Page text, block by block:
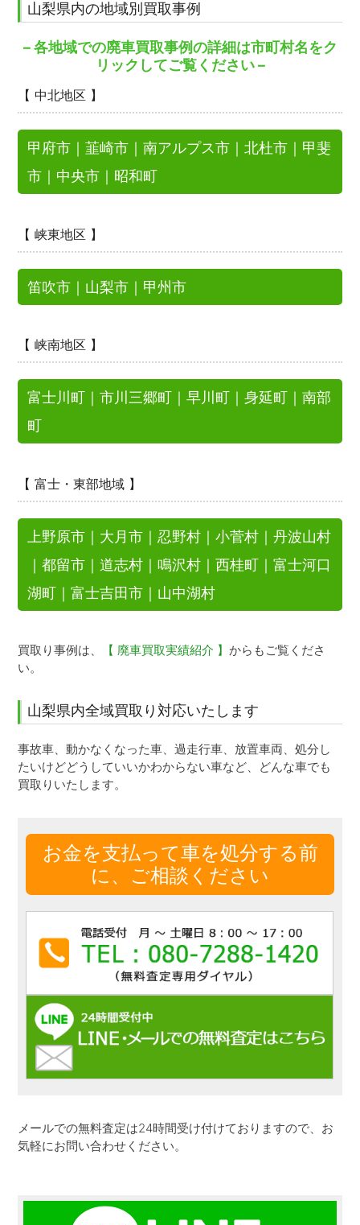
山梨県内の地域別買取事例
– 各地域での廃車買取事例の詳細は市町村名をク
リックしてご覧ください –
【 中北地区 】
甲府市 ｜韮崎市 ｜南アルプス市 ｜北杜市 ｜ 甲斐
市 ｜ 中央市 ｜ 昭和町
【 峡東地区 】
笛吹市 ｜ 山梨市 ｜ 甲州市
【 峡南地区 】
富士川町 ｜市川三郷町 ｜早川町 ｜身延町 ｜南部
町
【 富士・東部地域 】
上野原市 ｜ 大月市 ｜ 忍野村 ｜小菅村 ｜丹波山村
｜都留市 ｜道志村 ｜鳴沢村 ｜西桂町 ｜富士河口
湖町 ｜富士吉田市 ｜ 山中湖村
買取り事例は、 【 廃車買取実績紹介 】からもご覧くださ
い。
山梨県内全域買取り対応いたします
事故車、動かなくなった車、過走行車、放置車両、処分し
たいけどどうしていいかわからない車など、どんな車でも
買取りいたします。
お金を支払って車を処分する前
に、ご相談ください
メールでの無料査定は24時間受け付けておりますので、お
気軽にお問い合わせください。